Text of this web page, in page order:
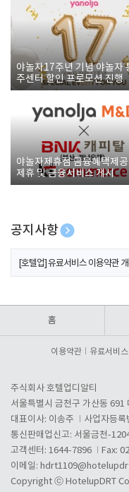
야놀자17주년 기념 야놀자
주센터 할인 프로모션 진행
야놀자제휴점 금융혜택제
제휴 및 금융서비스 게시
공지사항
[호텔업] 개인정보 처리방침 개정
[호텔업] 유료서비스 이용약관
홈
이용약관 유료서비
주식회사 호텔업디알티
서울특별시 금천구 가산동
대표이사: 이송주
사업자등
통신판매업신고: 서울금천-
고객센터: 1644-7896
Fax:
이메일:
Copyright ⓒ HotelupDRT